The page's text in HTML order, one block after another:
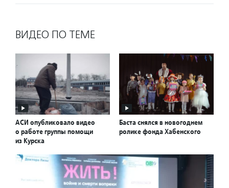
ВИДЕО ПО ТЕМЕ
АСИ опубликовало видео
о работе группы помощи
из Курска
Баста снялся в новогоднем
ролике фонда Хабенского